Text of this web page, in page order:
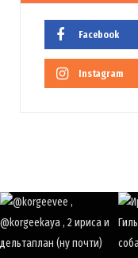
Facebook
Instagram